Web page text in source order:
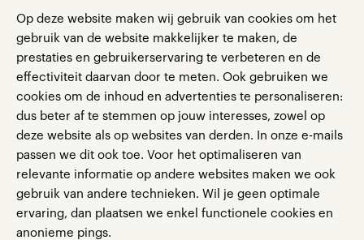
Op deze website maken wij gebruik van cookies om het
gebruik van de website makkelijker te maken, de
prestaties en gebruikerservaring te verbeteren en de
effectiviteit daarvan door te meten. Ook gebruiken we
cookies om de inhoud en advertenties te personaliseren:
dus beter af te stemmen op jouw interesses, zowel op
deze website als op websites van derden. In onze e-mails
passen we dit ook toe. Voor het optimaliseren van
relevante informatie op andere websites maken we ook
gebruik van andere technieken. Wil je geen optimale
ervaring, dan plaatsen we enkel functionele cookies en
anonieme pings.
Ik geef Randstad toestemming om mij via e-mail
op de hoogte te houden van Randstad-nieuws,
acties producten, events en/of diensten. Je
kunt je toestemming altijd intrekken.
verzenden